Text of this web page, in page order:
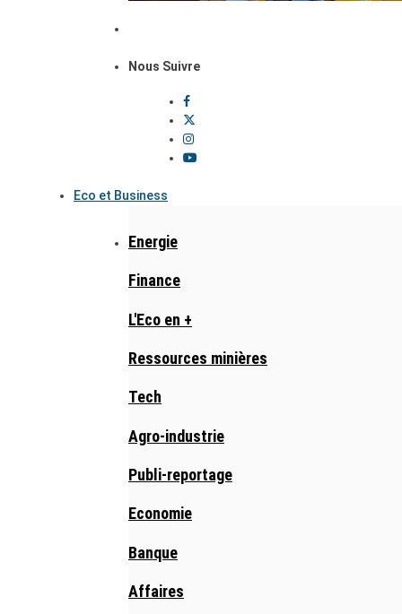
Nous Suivre
Eco et Business
Energie
Finance
L'Eco en +
Ressources minières
Tech
Agro-industrie
Publi-reportage
Economie
Banque
Affaires